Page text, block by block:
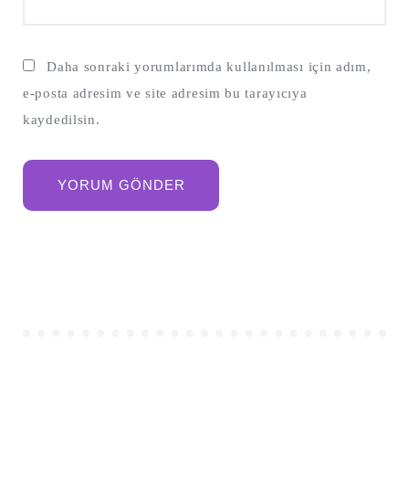
Daha sonraki yorumlarımda kullanılması için adım,
e-posta adresim ve site adresim bu tarayıcıya
kaydedilsin.